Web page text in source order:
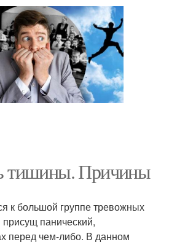
тишины. Причины
к большой группе тревожных
панический,
перед чем-либо. В данном